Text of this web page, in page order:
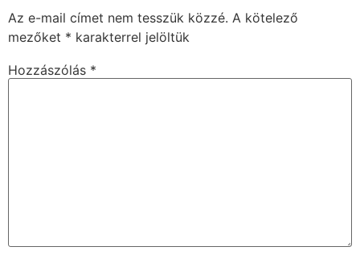
Az e-mail címet nem tesszük közzé. A kötelező
mezőket * karakterrel jelöltük
Hozzászólás *